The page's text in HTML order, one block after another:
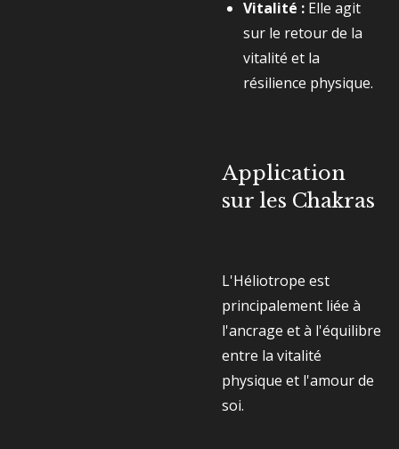
Vitalité : Elle agit
sur le retour de la
vitalité et la
résilience physique.
Application
sur les Chakras
L'Héliotrope est
principalement liée à
l'ancrage et à l'équilibre
entre la vitalité
physique et l'amour de
soi.